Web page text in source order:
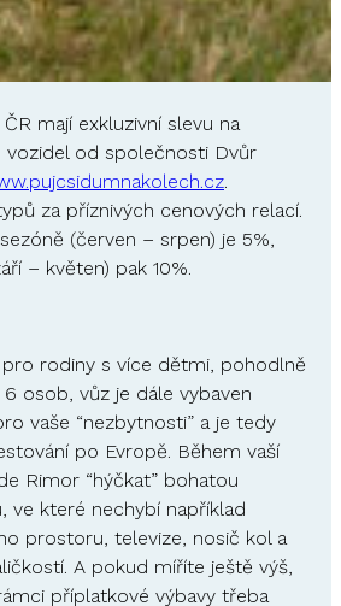
mají exkluzivní slevu na
vozidel od společnosti Dvůr
.
za příznivých cenových relací.
(červen – srpen) je 5%,
– květen) pak 10%.
pro rodiny s více dětmi, pohodlně
6 osob, vůz je dále vybaven
vaše “nezbytnosti” a je tedy
po Evropě. Během vaší
Rimor “hýčkat” bohatou
ve které nechybí například
prostoru, televize, nosič kol a
A pokud míříte ještě výš,
příplatkové výbavy třeba